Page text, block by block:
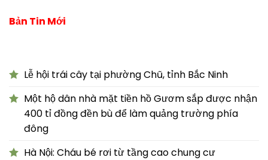
Bản Tin Mới
Lễ hội trái cây tại phường Chũ, tỉnh Bắc Ninh
Một hộ dân nhà mặt tiền hồ Gươm sắp được nhận
400 tỉ đồng đền bù để làm quảng trường phía
đông
Hà Nội: Cháu bé rơi từ tầng cao chung cư